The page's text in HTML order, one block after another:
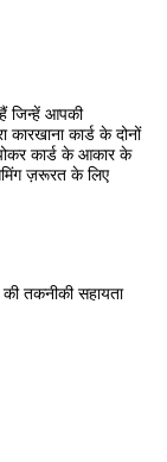
जिन्हें आपकी
कार्ड के दोनों
कार्ड के आकार के
ज़रूरत के लिए
तकनीकी सहायता